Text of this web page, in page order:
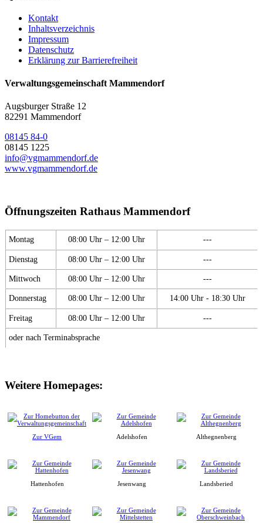
Kontakt
Inhaltsverzeichnis
Impressum
Datenschutz
Erklärung zur Barrierefreiheit
Verwaltungsgemeinschaft Mammendorf
Augsburger Straße 12
82291 Mammendorf
08145 84-0
08145 1225
info@vgmammendorf.de
www.vgmammendorf.de
Öffnungszeiten Rathaus Mammendorf
Montag 08:00 Uhr – 12:00 Uhr ---
Dienstag 08:00 Uhr – 12:00 Uhr ---
Mittwoch 08:00 Uhr – 12:00 Uhr ---
Donnerstag 08:00 Uhr – 12:00 Uhr 14:00 Uhr - 18:30 Uhr
Freitag 08:00 Uhr – 12:00 Uhr ---
oder nach Terminabsprache
Weitere Homepages:
Zur VGem Adelshofen Althegnenberg
Hattenhofen Jesenwang Landsberied